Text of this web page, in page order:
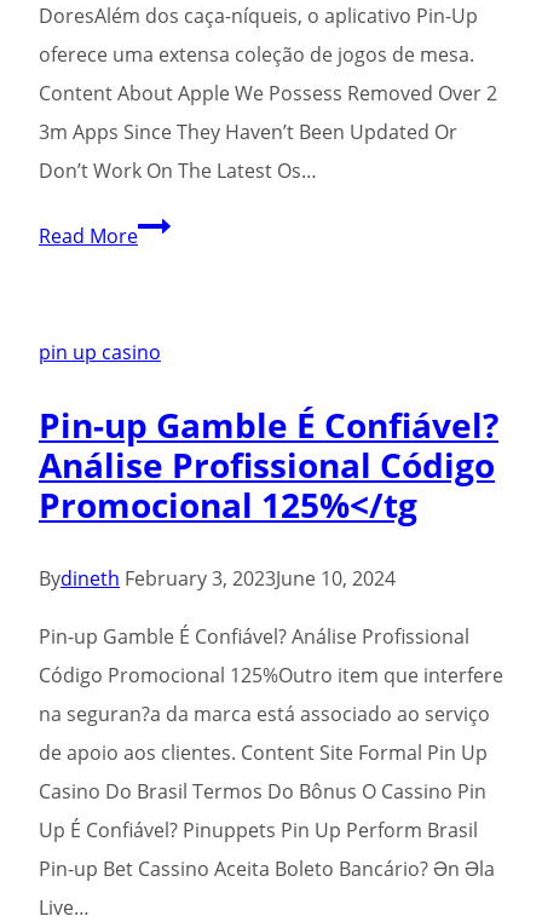
DoresAlém dos caça-níqueis, o aplicativo Pin-Up
oferece uma extensa coleção de jogos de mesa.
Content About Apple We Possess Removed Over 2
3m Apps Since They Haven’t Been Updated Or
Don’t Work On The Latest Os…
Read MoreUma
Do
up
Wager
Application:
A
Para
Get
Electronic
Utilizaçã
«
Paróquia
Nossa
pin up casino
Pin-up Gamble É Confiável?
Análise Profissional Código
Promocional 125%</tg
Bydineth February 3, 2023June 10, 2024
Pin-up Gamble É Confiável? Análise Profissional
Código Promocional 125%Outro item que interfere
na seguran?a da marca está associado ao serviço
de apoio aos clientes. Content Site Formal Pin Up
Casino Do Brasil Termos Do Bônus O Cassino Pin
Up É Confiável? Pinuppets Pin Up Perform Brasil
Pin-up Bet Cassino Aceita Boleto Bancário? Ən Əla
Live…